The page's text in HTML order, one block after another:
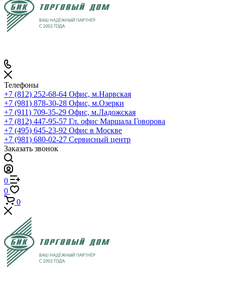
Телефоны
+7 (812) 252-68-64 Офис, м.Нарвская
+7 (981) 878-30-28 Офис, м.Озерки
+7 (911) 709-35-29 Офис, м.Ладожская
+7 (812) 447-95-57 Гл. офис Маршала Говорова
+7 (495) 645-23-92 Офис в Москве
+7 (981) 680-02-27 Сервисный центр
Заказать звонок
0
0
0